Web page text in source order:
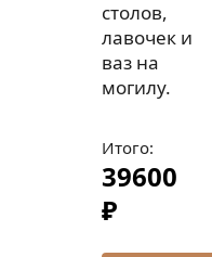
столов,
лавочек и
ваз на
могилу.
Итого:
39600
₽